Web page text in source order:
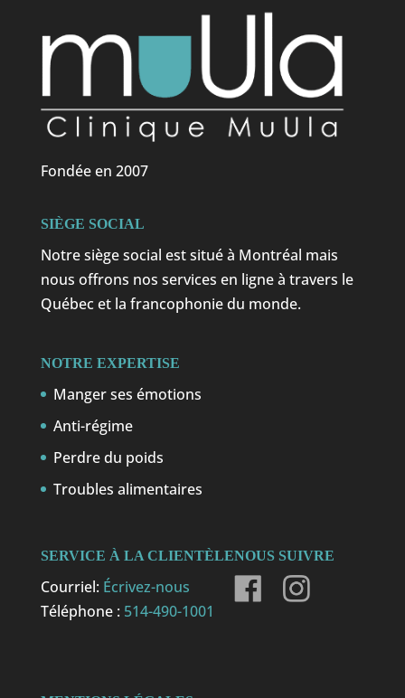
Fondée en 2007
SIÈGE SOCIAL
Notre siège social est situé à Montréal mais
nous offrons nos services en ligne à travers le
Québec et la francophonie du monde.
NOTRE EXPERTISE
Manger ses émotions
Anti-régime
Perdre du poids
Troubles alimentaires
SERVICE À LA CLIENTÈLE
Courriel: Écrivez-nous
Téléphone : 514-490-1001
NOUS SUIVRE